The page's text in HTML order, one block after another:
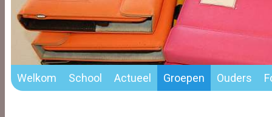
Welkom School Actueel Groepen Ouders